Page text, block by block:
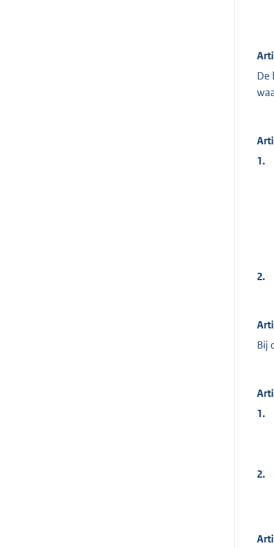
De
1.
2.
Bij
1.
2.